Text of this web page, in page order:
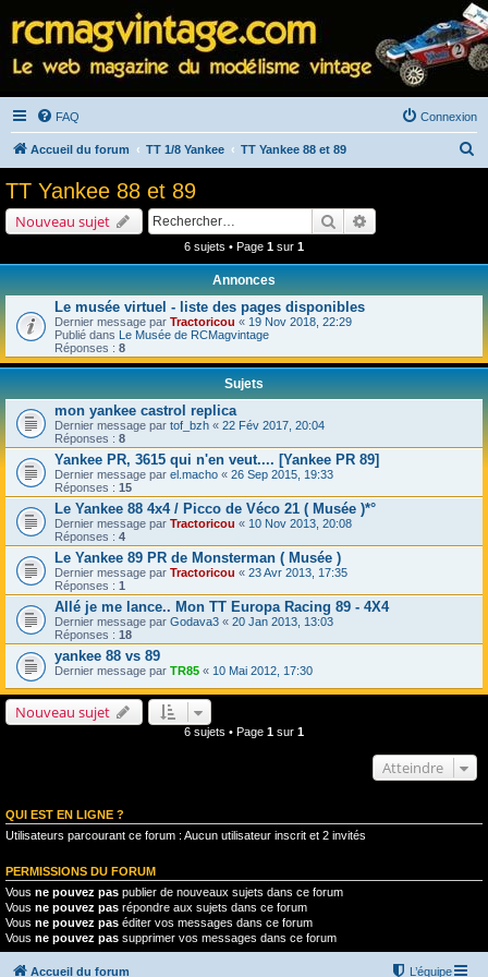
FAQ Connexion
Accueil du forum TT 1/8 Yankee TT Yankee 88 et 89
e
TT Yankee 88 et 89
Nouveau sujet Rechercher
6 sujets • Page 1 sur 1
Annonces
Le musée virtuel - liste des pages disponibles
Dernier message par Tractoricou « 19 Nov 2018, 22:29
Publié dans Le Musée de RCMagvintage
Réponses : 8
Sujets
mon yankee castrol replica
Dernier message par tof_bzh « 22 Fév 2017, 20:04
Réponses : 8
Yankee PR, 3615 qui n'en veut.... [Yankee PR 89]
Dernier message par el.macho « 26 Sep 2015, 19:33
Réponses : 15
Le Yankee 88 4x4 / Picco de Véco 21 ( Musée )*°
Dernier message par Tractoricou « 10 Nov 2013, 20:08
Réponses : 4
Le Yankee 89 PR de Monsterman ( Musée )
Dernier message par Tractoricou « 23 Avr 2013, 17:35
Réponses : 1
Allé je me lance.. Mon TT Europa Racing 89 - 4X4
Dernier message par Godava3 « 20 Jan 2013, 13:03
Réponses : 18
yankee 88 vs 89
Dernier message par TR85 « 10 Mai 2012, 17:30
Nouveau sujet
6 sujets • Page 1 sur 1
Atteindre
QUI EST EN LIGNE ?
Utilisateurs parcourant ce forum : Aucun utilisateur inscrit et 2 invités
PERMISSIONS DU FORUM
Vous ne pouvez pas publier de nouveaux sujets dans ce forum
Vous ne pouvez pas répondre aux sujets dans ce forum
Vous ne pouvez pas éditer vos messages dans ce forum
Vous ne pouvez pas supprimer vos messages dans ce forum
Accueil du forum L’équipe